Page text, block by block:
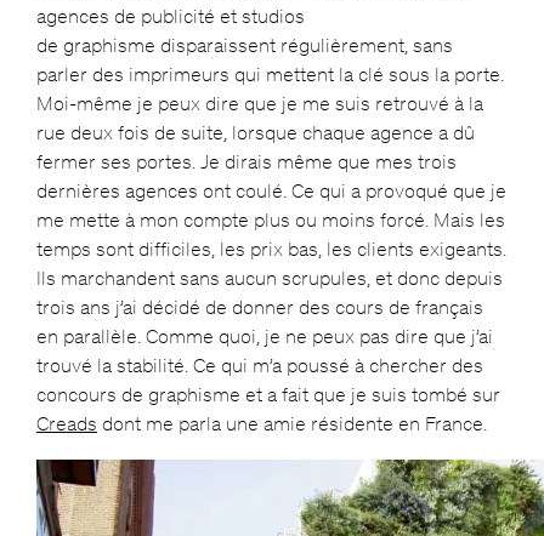
agences de publicité et studios
de graphisme disparaissent régulièrement, sans
parler des imprimeurs qui mettent la clé sous la porte.
Moi-même je peux dire que je me suis retrouvé à la
rue deux fois de suite, lorsque chaque agence a dû
fermer ses portes. Je dirais même que mes trois
dernières agences ont coulé. Ce qui a provoqué que je
me mette à mon compte plus ou moins forcé. Mais les
temps sont difficiles, les prix bas, les clients exigeants.
Ils marchandent sans aucun scrupules, et donc depuis
trois ans j’ai décidé de donner des cours de français
en parallèle. Comme quoi, je ne peux pas dire que j’ai
trouvé la stabilité. Ce qui m’a poussé à chercher des
concours de graphisme et a fait que je suis tombé sur
Creads dont me parla une amie résidente en France.